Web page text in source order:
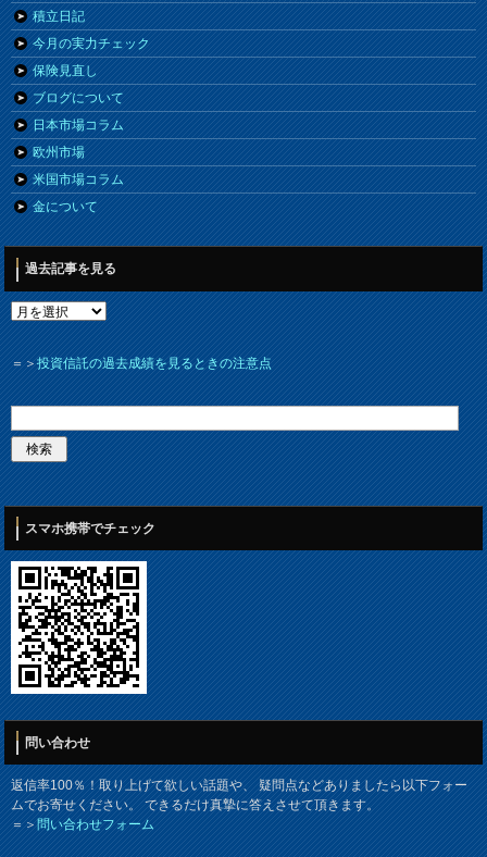
積立日記
今月の実力チェック
保険見直し
ブログについて
日本市場コラム
欧州市場
米国市場コラム
金について
過去記事を見る
＝＞投資信託の過去成績を見るときの注意点
スマホ携帯でチェック
問い合わせ
返信率100％！取り上げて欲しい話題や、 疑問点などありましたら以下フォー
ムでお寄せください。 できるだけ真摯に答えさせて頂きます。
＝＞問い合わせフォーム